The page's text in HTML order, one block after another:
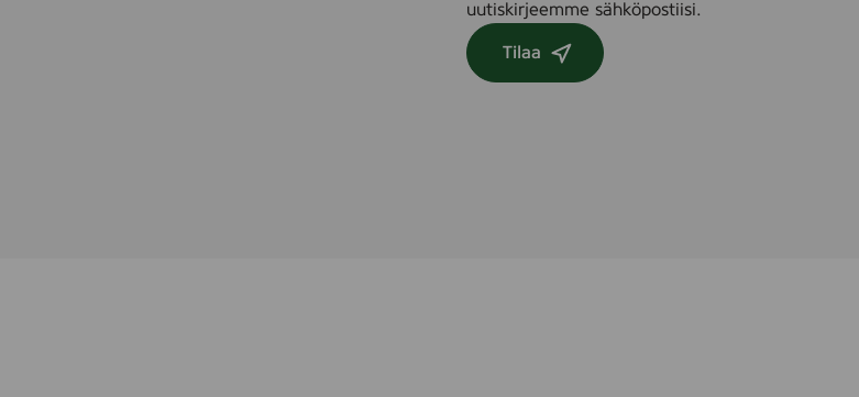
uutiskirjeemme sähköpostiisi.
Tilaa